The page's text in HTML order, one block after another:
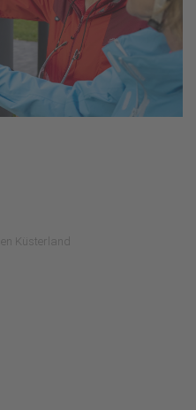
Küsterland